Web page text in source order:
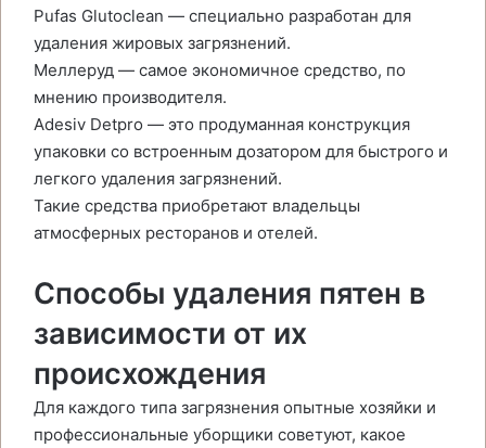
Pufas Glutoclean — специально разработан для
удаления жировых загрязнений.
Меллеруд — самое экономичное средство, по
мнению производителя.
Adesiv Detpro — это продуманная конструкция
упаковки со встроенным дозатором для быстрого и
легкого удаления загрязнений.
Такие средства приобретают владельцы
атмосферных ресторанов и отелей.
Способы удаления пятен в
зависимости от их
происхождения
Для каждого типа загрязнения опытные хозяйки и
профессиональные уборщики советуют, какое